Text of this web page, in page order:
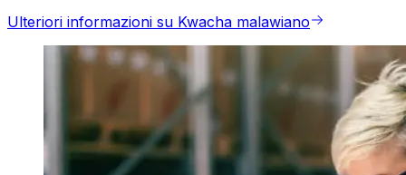
Ulteriori informazioni su Kwacha malawiano